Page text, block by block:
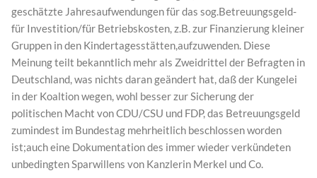
geschätzte Jahresaufwendungen für das sog.Betreuungsgeld-
für Investition/für Betriebskosten, z.B. zur Finanzierung kleiner
Gruppen in den Kindertagesstätten,aufzuwenden. Diese
Meinung teilt bekanntlich mehr als Zweidrittel der Befragten in
Deutschland, was nichts daran geändert hat, daß der Kungelei
in der Koaltion wegen, wohl besser zur Sicherung der
politischen Macht von CDU/CSU und FDP, das Betreuungsgeld
zumindest im Bundestag mehrheitlich beschlossen worden
ist;auch eine Dokumentation des immer wieder verkündeten
unbedingten Sparwillens von Kanzlerin Merkel und Co.